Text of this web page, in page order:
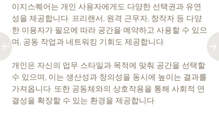
이지스퀘어는 개인 사용자에게도 다양한 선택권과 유연
성을 제공합니다. 프리랜서, 원격 근무자, 창작자 등 다양
한 이용자가 필요에 따라 공간을 예약하고 사용할 수 있으
며, 공동 작업과 네트워킹 기회도 제공합니다.
개인은 자신의 업무 스타일과 목적에 맞춰 공간을 선택할
수 있으며, 이는 생산성과 창의성을 동시에 높이는 결과를
가져옵니다. 또한 공동체와의 상호작용을 통해 사회적 연
결성을 확장할 수 있는 환경을 제공합니다.